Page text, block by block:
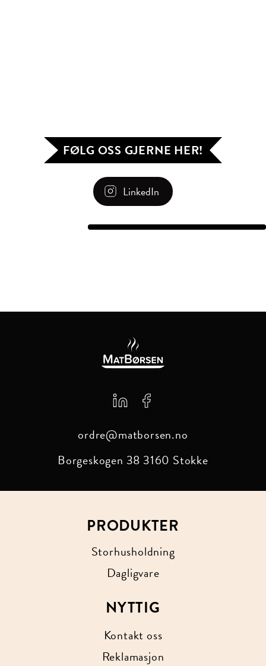
FØLG OSS GJERNE HER!
LinkedIn
PRODUKTER
Storhusholdning
Dagligvare
NYTTIG
Kontakt oss
Reklamasjon
ordre@matborsen.no
Borgeskogen 38 3160 Stokke